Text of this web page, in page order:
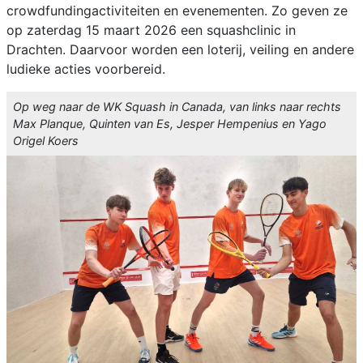
crowdfundingactiviteiten en evenementen. Zo geven ze
op zaterdag 15 maart 2026 een squashclinic in
Drachten. Daarvoor worden een loterij, veiling en andere
ludieke acties voorbereid.
Op weg naar de WK Squash in Canada, van links naar rechts
Max Planque, Quinten van Es, Jesper Hempenius en Yago
Origel Koers